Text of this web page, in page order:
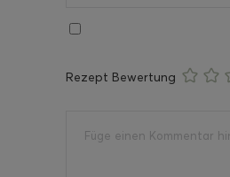
Rezept Bewertung